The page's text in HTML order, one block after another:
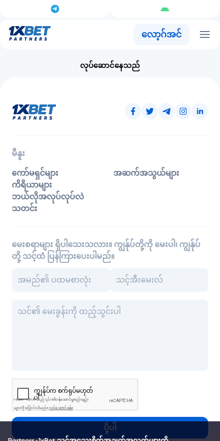
လော့ဂ်အင်
လုပ်ဆောင်နေသည်
မီနူး
ကော်မရှင်များ
ကိရိယာများ
ဘယ်လိုအလုပ်လုပ်လဲ
သတင်း
အဆက်အသွယ်များ
မေးစရာများ ရှိပါသေးသလား။ ကျွန်ုပ်တို့ကို မေးပါ၊ ကျွန်ုပ်
တို့ သင့်ထံ ပြန်ကြားပေးပါမည်။
ပို့ပါ